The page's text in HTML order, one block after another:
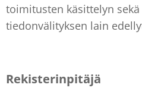
toimitusten käsittelyn
tiedonvälityksen lain
Rekisterinpitäjä